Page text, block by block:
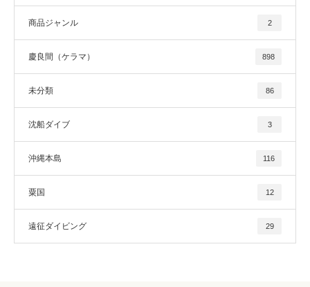
商品ジャンル 2
慶良間（ケラマ） 898
未分類 86
沈船ダイブ 3
沖縄本島 116
粟国 12
遠征ダイビング 29